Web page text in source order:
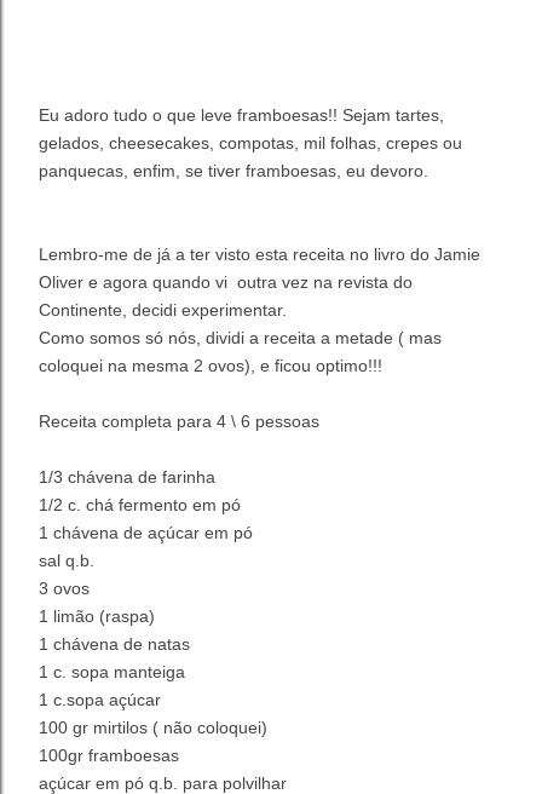
Eu adoro tudo o que leve framboesas!! Sejam tartes,
gelados, cheesecakes, compotas, mil folhas, crepes ou
panquecas, enfim, se tiver framboesas, eu devoro.
Lembro-me de já a ter visto esta receita no livro do Jamie
Oliver e agora quando vi outra vez na revista do
Continente, decidi experimentar.
Como somos só nós, dividi a receita a metade ( mas
coloquei na mesma 2 ovos), e ficou optimo!!!
Receita completa para 4 \ 6 pessoas
1/3 chávena de farinha
1/2 c. chá fermento em pó
1 chávena de açúcar em pó
sal q.b.
3 ovos
1 limão (raspa)
1 chávena de natas
1 c. sopa manteiga
1 c.sopa açúcar
100 gr mirtilos ( não coloquei)
100gr framboesas
açúcar em pó q.b. para polvilhar